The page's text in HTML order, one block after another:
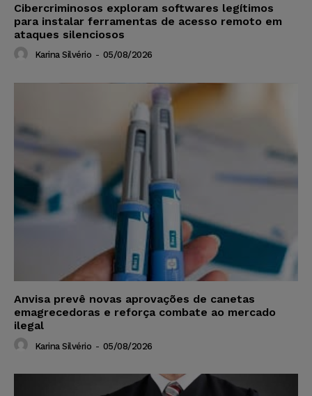
Cibercriminosos exploram softwares legítimos
para instalar ferramentas de acesso remoto em
ataques silenciosos
Karina Silvério - 05/08/2026
Anvisa prevê novas aprovações de canetas
emagrecedoras e reforça combate ao mercado
ilegal
Karina Silvério - 05/08/2026